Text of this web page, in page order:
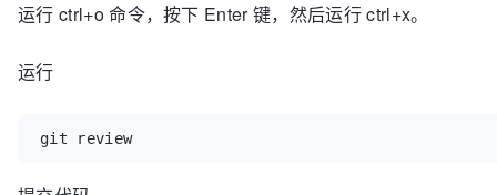
运行 ctrl+o 命令，按下 Enter 键，然后运行 ctrl+x。
运行
git review